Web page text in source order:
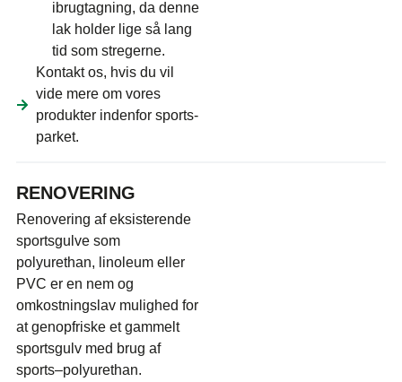
ibrugtagning, da denne
lak holder lige så lang
tid som stregerne.
Kontakt os, hvis du vil
vide mere om vores
produkter indenfor sports-
parket.
RENOVERING
Renovering af eksisterende
sportsgulve som
polyurethan, linoleum eller
PVC er en nem og
omkostningslav mulighed for
at genopfriske et gammelt
sportsgulv med brug af
sports–polyurethan.